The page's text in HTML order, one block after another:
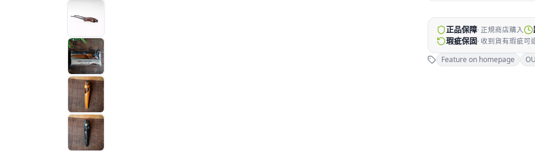
正品保障· 正規商店購入
瑕疵保固· 收到貨有瑕疵可
Feature on homepage